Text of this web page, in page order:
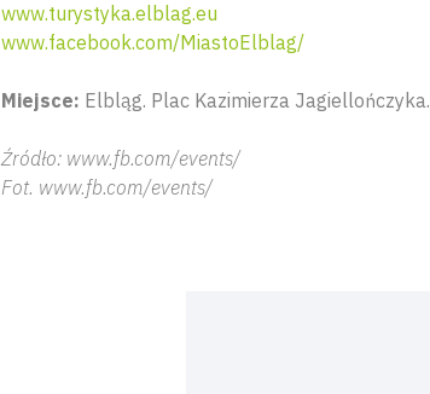
www.turystyka.elblag.eu
www.facebook.com/MiastoElblag/
Miejsce: Elbląg. Plac Kazimierza Jagiellończyka.
Źródło: www.fb.com/events/
Fot. www.fb.com/events/